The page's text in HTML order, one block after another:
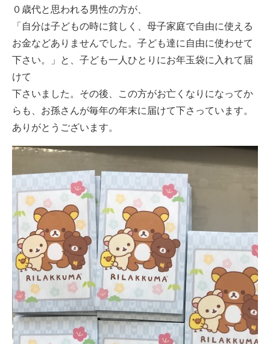
０歳代と思われる男性の方が、
「自分は子どもの時に貧しく、母子家庭で自由に使える
お金などありませんでした。子ども達に自由に使わせて
下さい。」と、子ども一人ひとりにお年玉袋に入れて届
けて
下さいました。その後、この方がお亡くなりになってか
らも、お孫さんが毎年の年末に届けて下さっています。
ありがとうございます。